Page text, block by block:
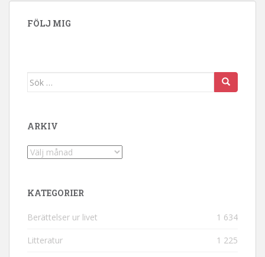
FÖLJ MIG
Sök efter:
ARKIV
Arkiv
KATEGORIER
Berättelser ur livet 1 634
Litteratur 1 225